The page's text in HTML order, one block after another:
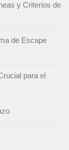
y Criterios de
de Escape
para el